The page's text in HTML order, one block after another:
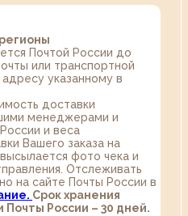
Почтой России до
или транспортной
указанному в
доставки
менеджерами и
и веса
Вашего заказа на
фото чека и
Отслеживать
на сайте Почты России в
Срок хранения
Почты России – 30 дней.